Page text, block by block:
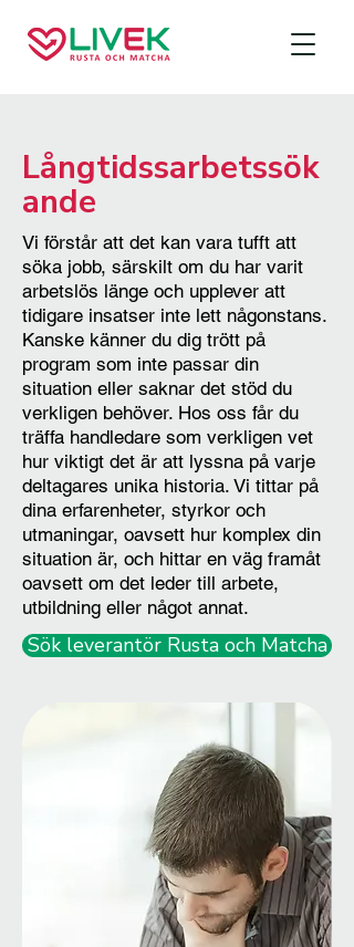
Långtidssarbetssök
ande
Vi förstår att det kan vara tufft att
söka jobb, särskilt om du har varit
arbetslös länge och upplever att
tidigare insatser inte lett någonstans.
Kanske känner du dig trött på
program som inte passar din
situation eller saknar det stöd du
verkligen behöver. Hos oss får du
träffa handledare som verkligen vet
hur viktigt det är att lyssna på varje
deltagares unika historia. Vi tittar på
dina erfarenheter, styrkor och
utmaningar, oavsett hur komplex din
situation är, och hittar en väg framåt
oavsett om det leder till arbete,
utbildning eller något annat.
Sök leverantör Rusta och Matcha